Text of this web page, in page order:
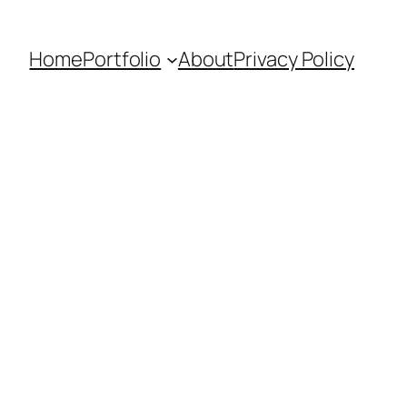
HomePortfolio AboutPrivacy Policy